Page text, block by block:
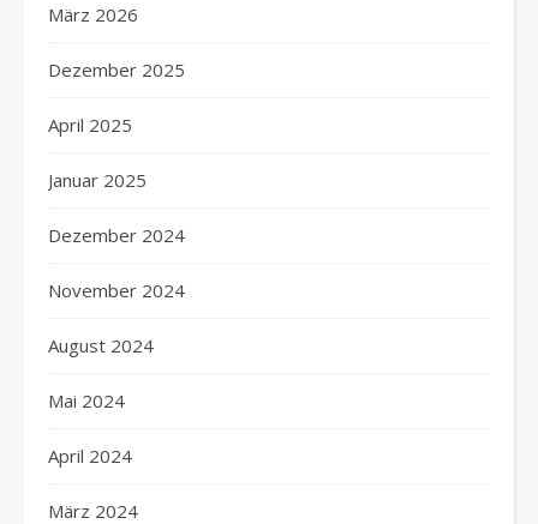
März 2026
Dezember 2025
April 2025
Januar 2025
Dezember 2024
November 2024
August 2024
Mai 2024
April 2024
März 2024